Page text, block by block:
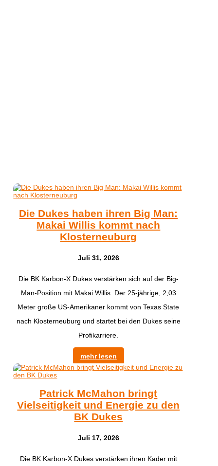
Die Dukes haben ihren Big Man:
Makai Willis kommt nach
Klosterneuburg
Juli 31, 2026
​Die BK Karbon-X Dukes verstärken sich auf der Big-
Man-Position mit Makai Willis. Der 25-jährige, 2,03
Meter große US-Amerikaner kommt von Texas State
nach Klosterneuburg und startet bei den Dukes seine
Profikarriere.
mehr lesen
Patrick McMahon bringt
Vielseitigkeit und Energie zu den
BK Dukes
Juli 17, 2026
Die BK Karbon-X Dukes verstärken ihren Kader mit